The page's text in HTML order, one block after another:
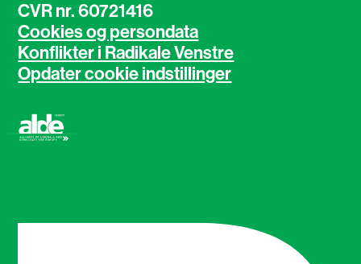
CVR nr. 60721416
Cookies og persondata
Konflikter i Radikale Venstre
Opdater cookie indstillinger